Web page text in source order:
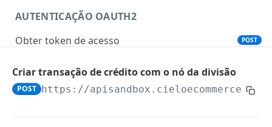
Split de Pagamento pelo Gateway de Pagamentos
Split de Pagamento pela API E-commerce Cielo
AUTENTICAÇÃO OAUTH2
Obter token de acesso
POST
CONFIGURAÇÃO DE NOTIFICAÇÕES
Criar transação de crédito com o nó da divisão
POST https://